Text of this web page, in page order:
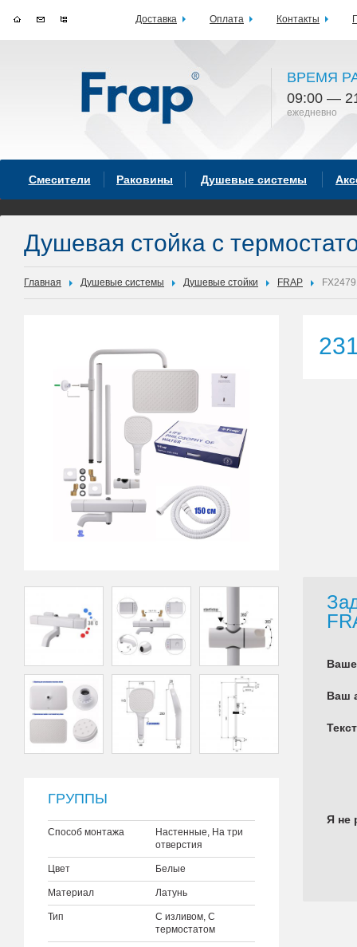
ВРЕМЯ
09:00 —
ежедневно
Смесители Раковины Душевые системы
Душевая стойка с
Главная Душевые системы Душевые стойки FRAP
ГРУППЫ
Способ монтажа
Настенные, На три
отверстия
Цвет Белые
Материал Латунь
Тип
С изливом, С
термостатом
Ваш
Я не
Доставка Оплата Контакты